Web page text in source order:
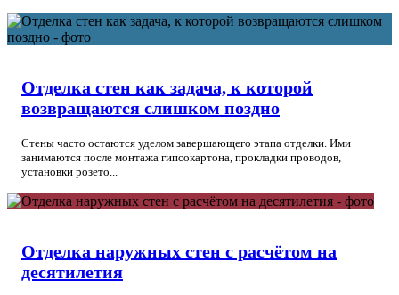
Отделка стен как задача, к которой
возвращаются слишком поздно
Стены часто остаются уделом завершающего этапа отделки. Ими
занимаются после монтажа гипсокартона, прокладки проводов,
установки розето...
Отделка наружных стен с расчётом на
десятилетия